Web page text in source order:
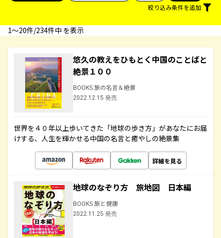
絞り込み条件を追加
1〜20件/234件中 を表示
悠久の教えをひもとく中国のことばと
絶景１００
BOOKS 旅の名言＆絶景
2022.12.15 発売
世界を４０年以上歩いてきた「地球の歩き方」があなたにお届
けする、人生を輝かせる中国の名言と癒やしの絶景集
詳細を見る
地球のなぞり方 旅地図 日本編
BOOKS 旅と健康
2022.11.25 発売